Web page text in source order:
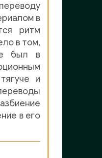
в
ритм
в том,
был в
и
в его